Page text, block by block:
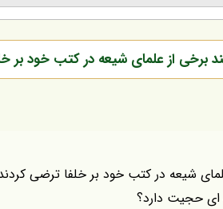
برخی از علمای شیعه در کتب خود بر
شیعه در کتب خود بر خلفا ترضی
ای حجیت دارد؟